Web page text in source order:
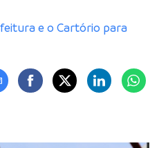
e o Cartório para